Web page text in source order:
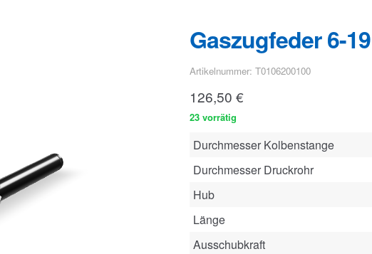
Gaszugfeder 6-
Artikelnummer: T0106200100
126,50 €
23 vorrätig
Durchmesser Kolbenstange
Durchmesser Druckrohr
Hub
Länge
Ausschubkraft